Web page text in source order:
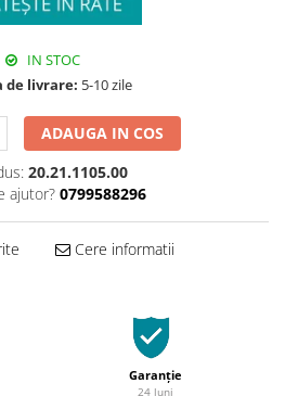
IN STOC
de livrare: 5-10 zile
ADAUGA IN COS
20.21.1105.00
ajutor? 0799588296
Cere informatii
Garanție
24 luni